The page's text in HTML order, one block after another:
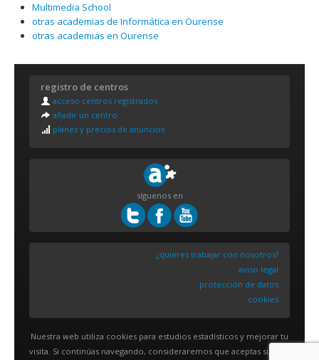
Multimedia School
otras academias de Informática en Ourense
otras academias en Ourense
registro de centros
acceso centros registrados
añadir un centro
planes y precios de anuncios
síguenos en
¿quieres trabajar con nosotros?
aviso legal
protección de datos
cookies
Nuestra web utiliza cookies para estudios estadísticos y mejorar tu
visita. Si continúas navegando, consideraremos que aceptas su uso.